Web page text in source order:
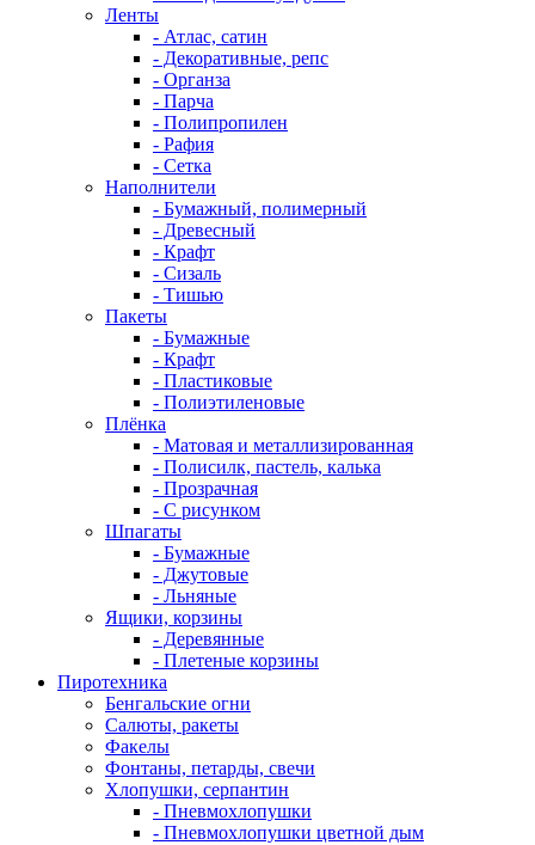
Ленты
- Атлас, сатин
- Декоративные, репс
- Органза
- Парча
- Полипропилен
- Рафия
- Сетка
Наполнители
- Бумажный, полимерный
- Древесный
- Крафт
- Сизаль
- Тишью
Пакеты
- Бумажные
- Крафт
- Пластиковые
- Полиэтиленовые
Плёнка
- Матовая и металлизированная
- Полисилк, пастель, калька
- Прозрачная
- С рисунком
Шпагаты
- Бумажные
- Джутовые
- Льняные
Ящики, корзины
- Деревянные
- Плетеные корзины
Пиротехника
Бенгальские огни
Салюты, ракеты
Факелы
Фонтаны, петарды, свечи
Хлопушки, серпантин
- Пневмохлопушки
- Пневмохлопушки цветной дым